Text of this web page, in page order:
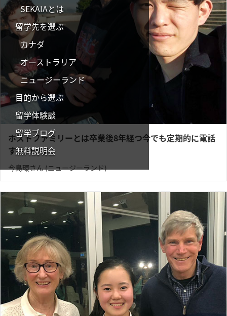
SEKAIAとは
留学先を選ぶ
カナダ
オーストラリア
ニュージーランド
目的から選ぶ
留学体験談
留学ブログ
無料説明会
ホストファミリーとは卒業後8年経つ今でも定期的に電話
する仲です！
今島環さん (ニュージーランド)